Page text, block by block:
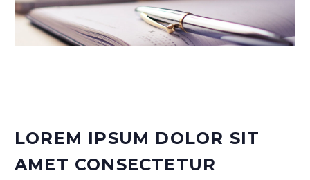
LOREM IPSUM DOLOR SIT
AMET CONSECTETUR